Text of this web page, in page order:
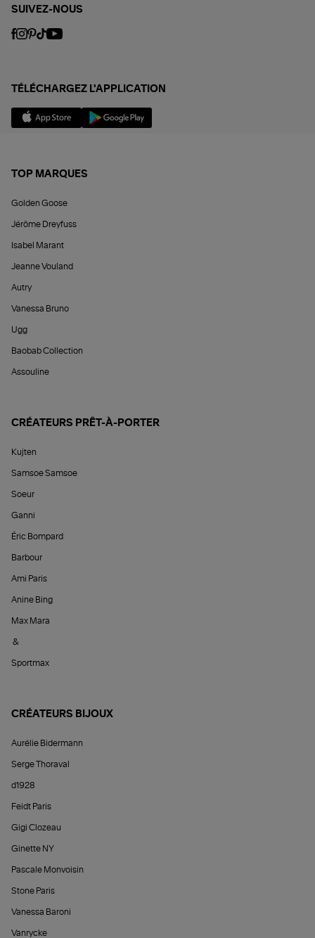
SUIVEZ-NOUS
TÉLÉCHARGEZ L'APPLICATION
TOP MARQUES
Golden Goose
Jérôme Dreyfuss
Isabel Marant
Jeanne Vouland
Autry
Vanessa Bruno
Ugg
Baobab Collection
Assouline
CRÉATEURS PRÊT-À-PORTER
Kujten
Samsoe Samsoe
Soeur
Ganni
Éric Bompard
Barbour
Ami Paris
Anine Bing
Max Mara
&
Sportmax
CRÉATEURS BIJOUX
Aurélie Bidermann
Serge Thoraval
d1928
Feidt Paris
Gigi Clozeau
Ginette NY
Pascale Monvoisin
Stone Paris
Vanessa Baroni
Vanrycke